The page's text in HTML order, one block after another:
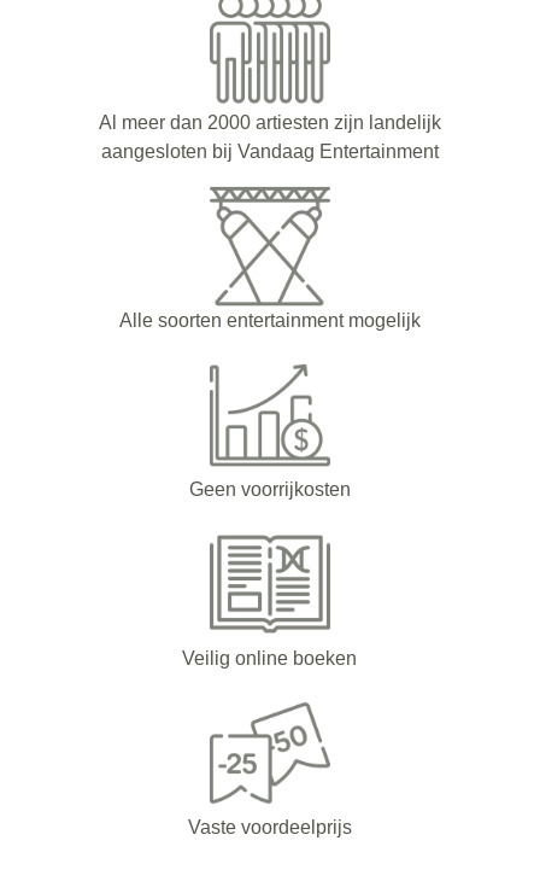
Al meer dan 2000 artiesten zijn landelijk
aangesloten bij Vandaag Entertainment
Alle soorten entertainment mogelijk
Geen voorrijkosten
Veilig online boeken
Vaste voordeelprijs